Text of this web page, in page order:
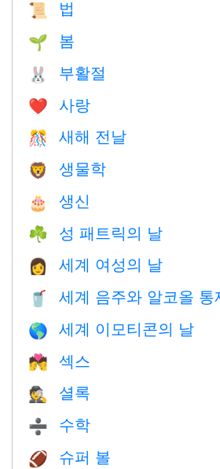
📜 법
🌱 봄
🐰 부활절
❤️️ 사랑
🎊 새해 전날
🦁 생물학
🎂 생신
☘️ 성 패트릭의 날
👩 세계 여성의 날
🥤 세계 음주와 알코올 통
🌎 세계 이모티콘의 날
💏 섹스
🕵️ 셜록
➗ 수학
🏈 슈퍼 볼